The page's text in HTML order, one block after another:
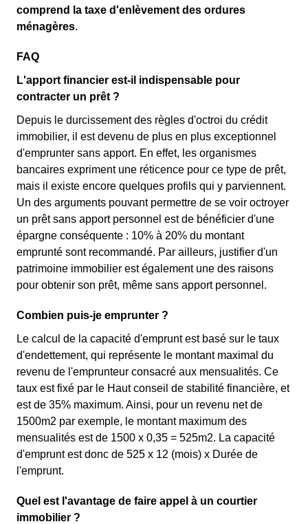
comprend la taxe d'enlèvement des ordures
ménagères.
FAQ
L'apport financier est-il indispensable pour
contracter un prêt ?
Depuis le durcissement des règles d'octroi du crédit
immobilier, il est devenu de plus en plus exceptionnel
d'emprunter sans apport. En effet, les organismes
bancaires expriment une réticence pour ce type de prêt,
mais il existe encore quelques profils qui y parviennent.
Un des arguments pouvant permettre de se voir octroyer
un prêt sans apport personnel est de bénéficier d'une
épargne conséquente : 10% à 20% du montant
emprunté sont recommandé. Par ailleurs, justifier d'un
patrimoine immobilier est également une des raisons
pour obtenir son prêt, même sans apport personnel.
Combien puis-je emprunter ?
Le calcul de la capacité d'emprunt est basé sur le taux
d'endettement, qui représente le montant maximal du
revenu de l'emprunteur consacré aux mensualités. Ce
taux est fixé par le Haut conseil de stabilité financière, et
est de 35% maximum. Ainsi, pour un revenu net de
1500m2 par exemple, le montant maximum des
mensualités est de 1500 x 0,35 = 525m2. La capacité
d'emprunt est donc de 525 x 12 (mois) x Durée de
l'emprunt.
Quel est l'avantage de faire appel à un courtier
immobilier ?